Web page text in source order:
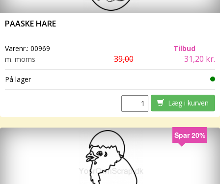
PAASKE HARE
Varenr.: 00969
Tilbud
m. moms
39,00 31,20 kr.
På lager
Læg i kurven
Spar 20%